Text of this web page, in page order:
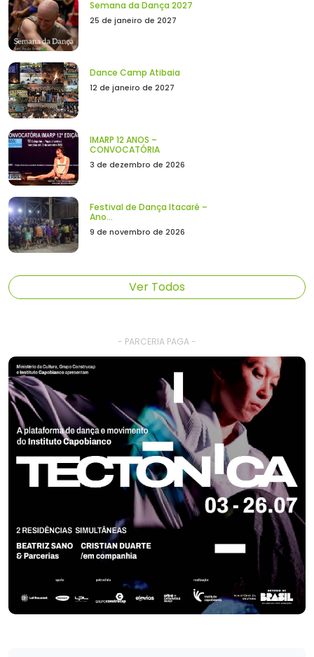
Semana da Dança 2027
25 de janeiro de 2027
Dance Camp Atibaia
12 de janeiro de 2027
IMARP 12 ANOS –
CONVOCATÓRIA
3 de dezembro de 2026
Festival de Dança Itacaré –
Ano...
9 de novembro de 2026
Ver Todos
- PARCERIA PAGA -